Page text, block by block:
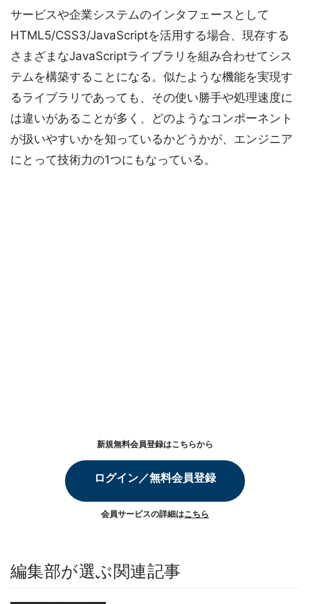
サービスや企業システムのインタフェースとして
HTML5/CSS3/JavaScriptを活用する場合、現存する
さまざまなJavaScriptライブラリを組み合わせてシス
テムを構築することになる。似たような機能を実現す
るライブラリであっても、その使い勝手や処理速度に
は違いがあることが多く、どのようなコンポーネント
が扱いやすいかを知っているかどうかが、エンジニア
にとって技術力の1つにもなっている。
新規無料会員登録はこちらから
ログイン／無料会員登録
会員サービスの詳細はこちら
編集部が選ぶ関連記事